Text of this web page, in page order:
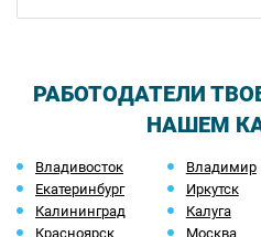
РАБОТОДАТЕЛИ
НАШЕМ
Владивосток Владимир
Екатеринбург
Иркутск
Калининград
Калуга
Красноярск
Москва